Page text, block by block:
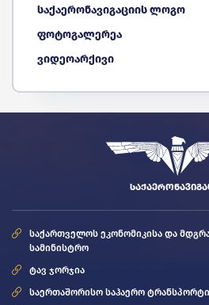
საქაერონავიგაციის ლოგო
ფოტოგალერეა
ვიდეოარქივი
საქართველოს ეკონომიკისა და
სამინისტრო
ტავ ჯორჯია
საერთაშორისო საჰაერო